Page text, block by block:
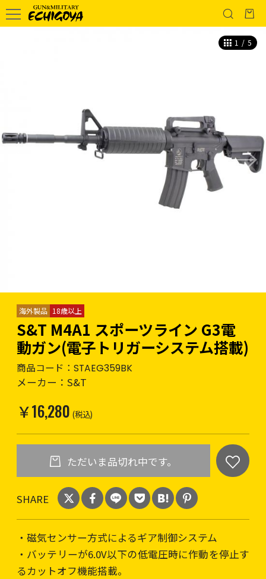
1 / 5
海外製品 18歳以上
S&T M4A1 スポーツライン G3電
動ガン(電子トリガーシステム搭載)
商品コード： STAEG359BK
メーカー： S&T
￥16,280 (税込)
ただいま品切れ中です。
SHARE
・磁気センサー方式によるギア制御システム
・バッテリーが6.0V以下の低電圧時に作動を停止す
るカットオフ機能搭載。